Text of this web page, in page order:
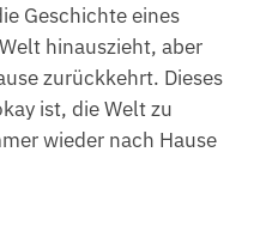
Geschichte eines
hinauszieht, aber
zurückkehrt. Dieses
ist, die Welt zu
wieder nach Hause